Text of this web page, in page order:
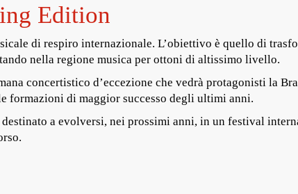
Edition
di respiro internazionale. L’obiettivo è quello di
nella regione musica per ottoni di altissimo livello.
concertistico d’eccezione che vedrà protagonisti la
formazioni di maggior successo degli ultimi anni.
a evolversi, nei prossimi anni, in un festival